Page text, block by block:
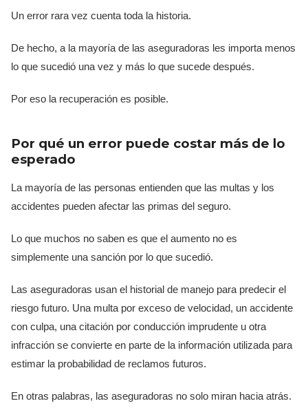
Un error rara vez cuenta toda la historia.
De hecho, a la mayoría de las aseguradoras les importa menos
lo que sucedió una vez y más lo que sucede después.
Por eso la recuperación es posible.
Por qué un error puede costar más de lo
esperado
La mayoría de las personas entienden que las multas y los
accidentes pueden afectar las primas del seguro.
Lo que muchos no saben es que el aumento no es
simplemente una sanción por lo que sucedió.
Las aseguradoras usan el historial de manejo para predecir el
riesgo futuro. Una multa por exceso de velocidad, un accidente
con culpa, una citación por conducción imprudente u otra
infracción se convierte en parte de la información utilizada para
estimar la probabilidad de reclamos futuros.
En otras palabras, las aseguradoras no solo miran hacia atrás.